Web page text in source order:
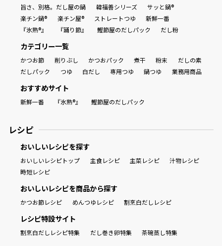
旨さ、別格。だし屋の鍋
韓福善シリーズ
サッと鍋®
楽チン鍋®
楽チン屋® ストレートつゆ
新鮮一番
『氷熟®』
『踊り節』 鰹節屋のだしパック だし粉
カテゴリー一覧
かつお節 削りぶし かつおパック 煮干 粉末
だしの素
だしパック
つゆ 白だし 専用つゆ 鍋つゆ 業務用商品
おすすめサイト
新鮮一番 『氷熟®』 鰹節屋のだしパック
レシピ
おいしいレシピを探す
おいしいレシピトップ 主食レシピ 主菜レシピ
汁物レシピ
時短レシピ
おいしいレシピを商品から探す
かつお節レシピ めんつゆレシピ 割烹白だしレシピ
レシピ特設サイト
割烹白だしレシピ特集 だし巻き卵特集 茶碗蒸し特集